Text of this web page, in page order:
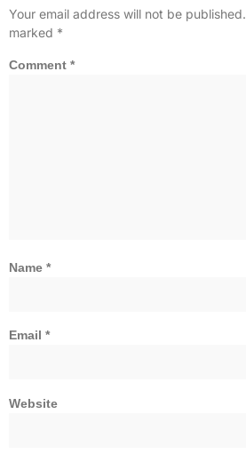
Your email address will not be published.
marked *
Comment *
Name *
Email *
Website